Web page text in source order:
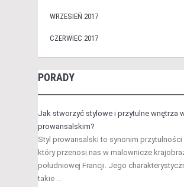
WRZESIEŃ 2017
CZERWIEC 2017
PORADY
Jak stworzyć stylowe i przytulne wnętrza
prowansalskim?
Styl prowansalski to synonim przytulności
który przenosi nas w malownicze
południowej Francji. Jego
takie …